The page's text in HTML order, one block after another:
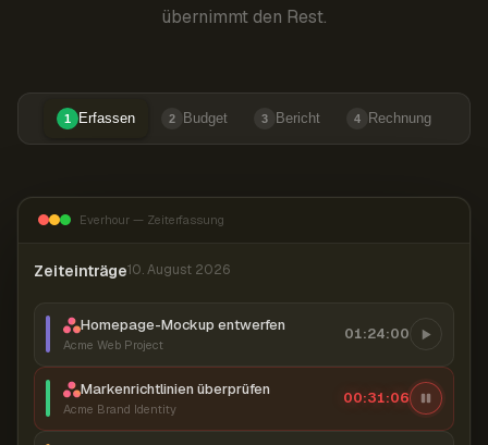
übernimmt den Rest.
1 Erfassen 2 Budget 3 Bericht 4 Rechnung
Everhour — Zeiterfassung
Zeiteinträge10. August 2026
Homepage-Mockup entwerfen
Acme Web Project
01:24:00
Markenrichtlinien überprüfen
Acme Brand Identity
00:31:07